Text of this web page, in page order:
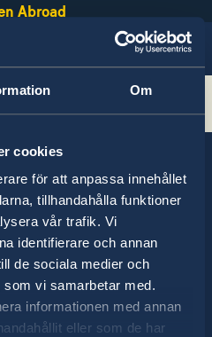
Om
cookies
för att anpassa innehållet
tillhandahålla funktioner
vår trafik. Vi
identifierare och annan
de sociala medier och
vi samarbetar med.
informationen med annan
eller som de har
Abroad
relations with almost
embassies and
of these. Sweden's
consists of
abroad and 350